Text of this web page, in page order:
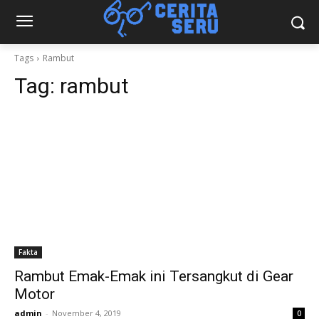
Tags Rambut
Tag: rambut
Fakta
Rambut Emak-Emak ini Tersangkut di Gear
Motor
admin - November 4, 2019 0